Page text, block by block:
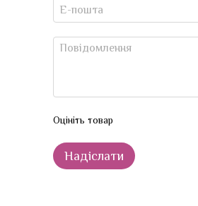
Оцініть товар
Надіслати